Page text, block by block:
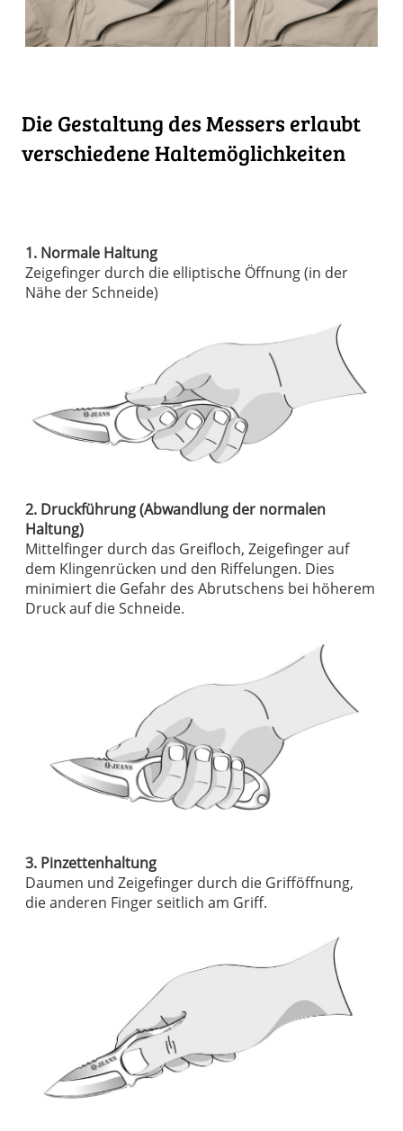
Die Gestaltung des Messers erlaubt
verschiedene Haltemöglichkeiten
1. Normale Haltung
Zeigefinger durch die elliptische Öffnung (in der
Nähe der Schneide)
2. Druckführung (Abwandlung der normalen
Haltung)
Mittelfinger durch das Greifloch, Zeigefinger auf
dem Klingenrücken und den Riffelungen. Dies
minimiert die Gefahr des Abrutschens bei höherem
Druck auf die Schneide.
3. Pinzettenhaltung
Daumen und Zeigefinger durch die Grifföffnung,
die anderen Finger seitlich am Griff.